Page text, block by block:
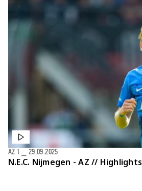
N.E.C. Nijmegen - AZ // Highlights
AZ 1 29.09.2025